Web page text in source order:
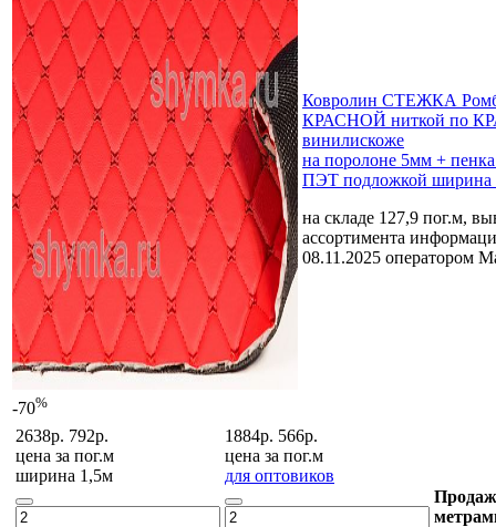
-70%
Ковролин СТЕЖКА
КРАСНОЙ ниткой по
винилискоже
на поролоне 5мм +
ПЭТ подложкой ширина
на складе 127,9 пог.м,
ассортимента
08.11.2025 оператором
2638р. 792р.
цена за пог.м
ширина 1,5м
1884р. 566р.
цена за пог.м
для оптовиков